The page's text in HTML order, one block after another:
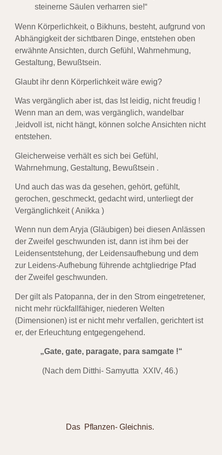
steinerne Säulen verharren sie!“
Wenn Körperlichkeit, o Bikhuns, besteht, aufgrund von
Abhängigkeit der sichtbaren Dinge, entstehen oben
erwähnte Ansichten, durch Gefühl, Wahrnehmung,
Gestaltung, Bewußtsein.
Glaubt ihr denn Körperlichkeit wäre ewig?
Was vergänglich aber ist, das Ist leidig, nicht freudig !
Wenn man an dem, was vergänglich, wandelbar
,leidvoll ist, nicht hängt, können solche Ansichten nicht
entstehen.
Gleicherweise verhält es sich bei Gefühl,
Wahrnehmung, Gestaltung, Bewußtsein .
Und auch das was da gesehen, gehört, gefühlt,
gerochen, geschmeckt, gedacht wird, unterliegt der
Vergänglichkeit ( Anikka )
Wenn nun dem Aryja (Gläubigen) bei diesen Anlässen
der Zweifel geschwunden ist, dann ist ihm bei der
Leidensentstehung, der Leidensaufhebung und dem
zur Leidens-Aufhebung führende achtgliedrige Pfad
der Zweifel geschwunden.
Der gilt als Patopanna, der in den Strom eingetretener,
nicht mehr rückfallfähiger, niederen Welten
(Dimensionen) ist er nicht mehr verfallen, gerichtert ist
er, der Erleuchtung entgegengehend.
„Gate, gate, paragate, para samgate !“
(Nach dem Ditthi- Samyutta XXIV, 46.)
Das Pflanzen- Gleichnis.